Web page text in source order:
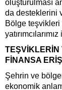
oluşturulması
da desteklerini
Bölge teşvikleri
TEŞVİKLERİN
FİNANSA
Şehrin ve
ekonomik